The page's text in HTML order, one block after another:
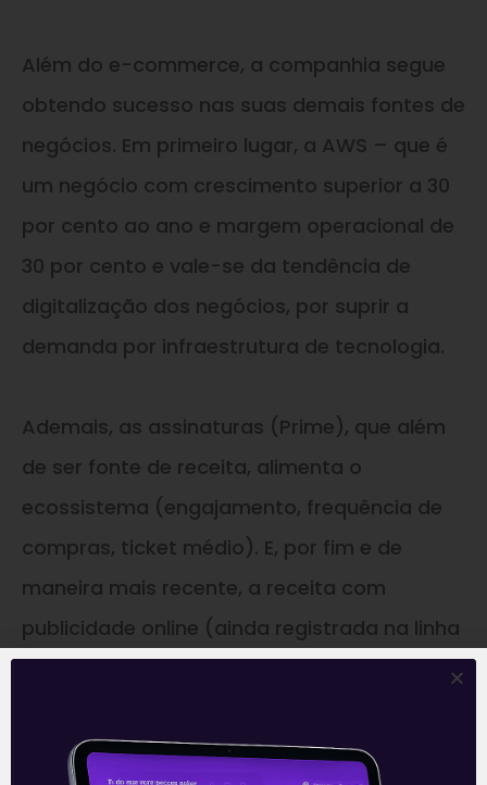
Além do e-commerce, a companhia segue
obtendo sucesso nas suas demais fontes de
negócios. Em primeiro lugar, a AWS – que é
um negócio com crescimento superior a 30
por cento ao ano e margem operacional de
30 por cento e vale-se da tendência de
digitalização dos negócios, por suprir a
demanda por infraestrutura de tecnologia.
Ademais, as assinaturas (Prime), que além
de ser fonte de receita, alimenta o
ecossistema (engajamento, frequência de
compras, ticket médio). E, por fim e de
maneira mais recente, a receita com
publicidade online (ainda registrada na linha
de outros), cuja margem tende a ser
—